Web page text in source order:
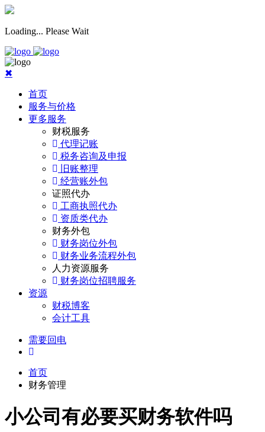
Loading... Please Wait
✖︎
首页
服务与价格
更多服务
财税服务
代理记账
税务咨询及申报
旧账整理
经营账外包
证照代办
工商执照代办
资质类代办
财务外包
财务岗位外包
财务业务流程外包
人力资源服务
财务岗位招聘服务
资源
财税博客
会计工具
需要回电
首页
财务管理
小公司有必要买财务软件吗